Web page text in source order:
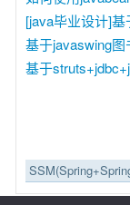
[java毕业设计]
基于javaswing
基于